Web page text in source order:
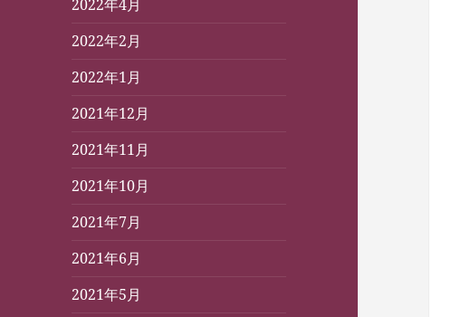
2022年4月
2022年2月
2022年1月
2021年12月
2021年11月
2021年10月
2021年7月
2021年6月
2021年5月